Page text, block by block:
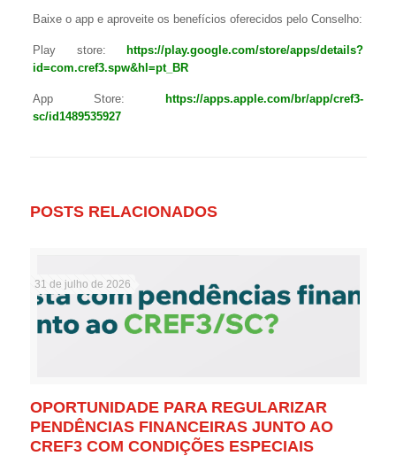
Baixe o app e aproveite os benefícios oferecidos pelo Conselho:
Play store:
https://play.google.com/store/apps/details?
id=com.cref3.spw&hl=pt_BR
App Store:
https://apps.apple.com/br/app/cref3-
sc/id1489535927
POSTS RELACIONADOS
31 de julho de 2026
OPORTUNIDADE PARA REGULARIZAR
PENDÊNCIAS FINANCEIRAS JUNTO AO
CREF3 COM CONDIÇÕES ESPECIAIS